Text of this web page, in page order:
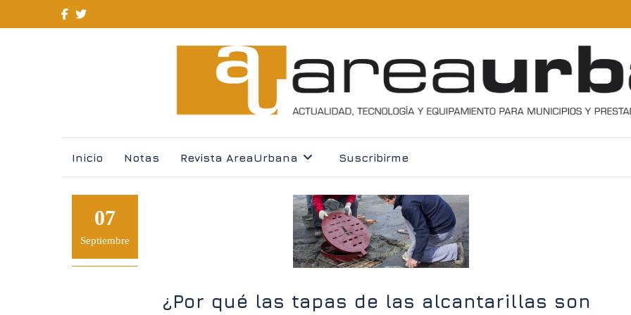
Inicio Notas Revista AreaUrbana Suscribirme
07
Septiembre
¿Por qué las tapas de las alcantarillas son